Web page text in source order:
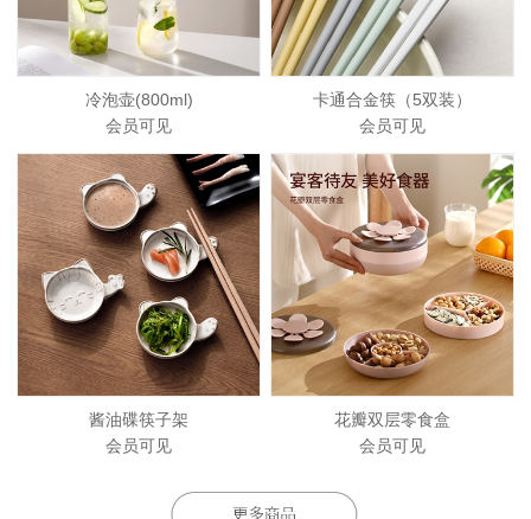
冷泡壶(800ml)
会员可见
卡通合金筷（5双装）
会员可见
酱油碟筷子架
会员可见
花瓣双层零食盒
会员可见